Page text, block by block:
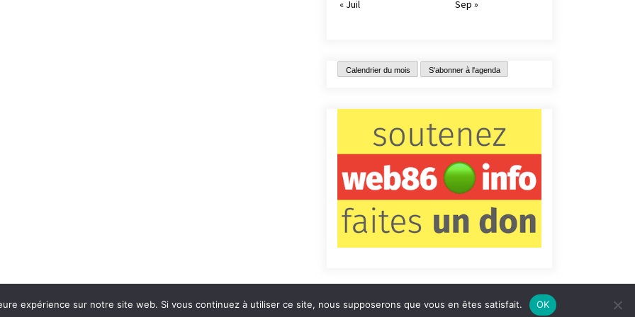
« Juil
Sep »
Calendrier du mois S'abonner à l'agenda
Contact Qui sommes-nous ? Informations légales
expérience sur notre site web. Si vous continuez à utiliser ce site, nous supposerons que vous en êtes satisfait. OK